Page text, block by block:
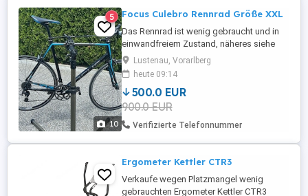
10
5 Focus Culebro Rennrad Größe XXL
Das Rennrad ist wenig gebraucht und in
einwandfreiem Zustand, näheres siehe
Bilder. Das FR hat folgende Maße:
Oberrohrlänge 58cm Sitzrohrlänge 61cm
Kettenstrebenlänge 100cm
Lustenau, Vorarlberg
heute 09:14
500.0 EUR
900.0 EUR
Verifizierte Telefonnummer
Ergometer Kettler CTR3
Verkaufe wegen Platzmangel wenig
gebrauchten Ergometer Kettler CTR3